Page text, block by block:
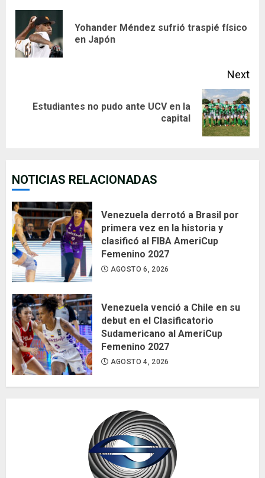
ReadingYohander Méndez sufrió traspié físico
en Japón
Next
NextEstudiantes no pudo ante UCV en la
capital
NOTICIAS RELACIONADAS
Venezuela derrotó a Brasil por
primera vez en la historia y
clasificó al FIBA AmeriCup
Femenino 2027
AGOSTO 6, 2026
Venezuela venció a Chile en su
debut en el Clasificatorio
Sudamericano al AmeriCup
Femenino 2027
AGOSTO 4, 2026